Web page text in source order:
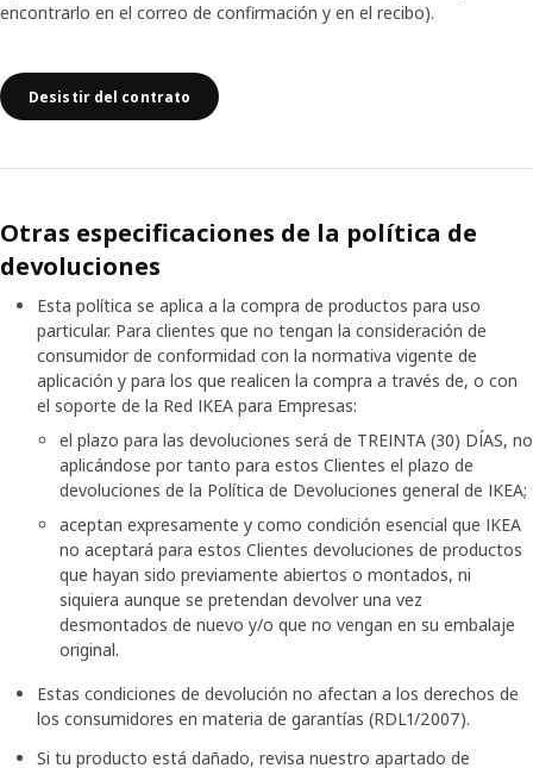
encontrarlo en el correo de confirmación y en el recibo).
Desistir del contrato
Otras especificaciones de la política de
devoluciones
Esta política se aplica a la compra de productos para uso
particular. Para clientes que no tengan la consideración de
consumidor de conformidad con la normativa vigente de
aplicación y para los que realicen la compra a través de, o con
el soporte de la Red IKEA para Empresas:
el plazo para las devoluciones será de TREINTA (30) DÍAS, no
aplicándose por tanto para estos Clientes el plazo de
devoluciones de la Política de Devoluciones general de IKEA;
aceptan expresamente y como condición esencial que IKEA
no aceptará para estos Clientes devoluciones de productos
que hayan sido previamente abiertos o montados, ni
siquiera aunque se pretendan devolver una vez
desmontados de nuevo y/o que no vengan en su embalaje
original.
Estas condiciones de devolución no afectan a los derechos de
los consumidores en materia de garantías (RDL1/2007).
Si tu producto está dañado, revisa nuestro apartado de